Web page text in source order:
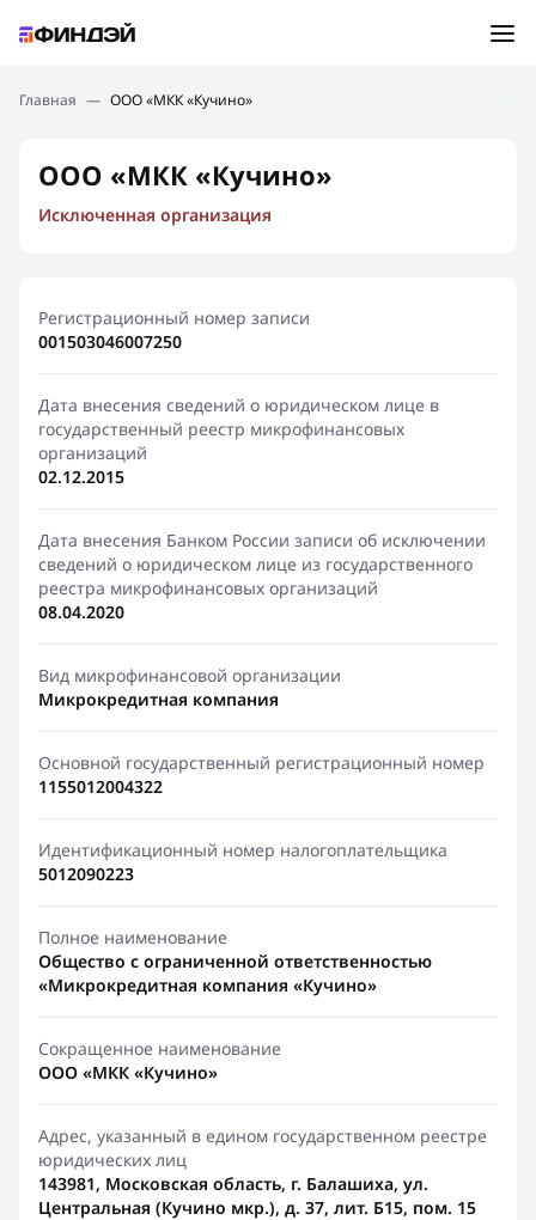
Подбор займа
Новости
Финансовое просвещение
Главная — ООО «МКК «Кучино»
ООО «МКК «Кучино»
Исключенная организация
Регистрационный номер записи
001503046007250
Дата внесения сведений о юридическом лице в
государственный реестр микрофинансовых
организаций
02.12.2015
Дата внесения Банком России записи об исключении
сведений о юридическом лице из государственного
реестра микрофинансовых организаций
08.04.2020
Вид микрофинансовой организации
Микрокредитная компания
Основной государственный регистрационный номер
1155012004322
Идентификационный номер налогоплательщика
5012090223
Полное наименование
Общество с ограниченной ответственностью
«Микрокредитная компания «Кучино»
Сокращенное наименование
ООО «МКК «Кучино»
Адрес, указанный в едином государственном реестре
юридических лиц
143981, Московская область, г. Балашиха, ул.
Центральная (Кучино мкр.), д. 37, лит. Б15, пом. 15
Ошибка:Контактная форма не найдена.
Спасибо, что написали нам
Мы свяжемся с Вами в ближайшее время и сообщим
результат
Отправить новый запрос